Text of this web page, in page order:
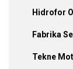
Hidrofor
Fabrika
Tekne